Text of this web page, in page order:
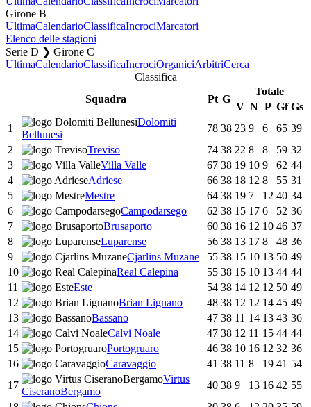
Girone B
UltimaCalendarioClassificaIncrociMarcatori
Elenco delle stagioni
Serie D ❯ Girone C
UltimaCalendarioClassificaIncrociOrganiciArbitriCerca
Classifica
Squadra
Pt G
Totale
V N P Gf Gs
1
Dolomiti
Bellunesi
78 38 23 9 6 65 39
2
Treviso 74 38 22 8 8 59 32
3
Villa Valle 67 38 19 10 9 62 44
4
Adriese 66 38 18 12 8 55 31
5
Mestre 64 38 19 7 12 40 34
6
Campodarsego 62 38 15 17 6 52 36
7
Brusaporto 60 38 16 12 10 46 37
8
Luparense 56 38 13 17 8 48 36
9
Cjarlins Muzane 55 38 15 10 13 50 49
10
Real Calepina 55 38 15 10 13 44 44
11
Este 54 38 14 12 12 50 49
12
Brian Lignano 48 38 12 12 14 45 49
13
Bassano 47 38 11 14 13 43 36
14
Calvi Noale 47 38 12 11 15 44 44
15
Portogruaro 46 38 10 16 12 32 36
16
Caravaggio 41 38 11 8 19 41 54
17
Virtus
CiseranoBergamo
40 38 9 13 16 42 55